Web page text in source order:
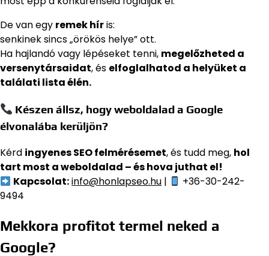
De van egy remek híris:
senkinek sincs „örökös helye” ott.
Ha hajlandó vagy lépéseket tenni, megelőzheted a
versenytársaidat, és elfoglalhatod a helyüket a
találati lista élén.
Készen állsz, hogy weboldalad a Google
élvonalába kerüljön?
Kérd ingyenes SEO felmérésemet, és tudd meg, hol
tart most a weboldalad – és hova juthat el!
Kapcsolat:info@honlapseo.hu |
+36-30-242-
9494
Mekkora profitot termel neked a
Google?